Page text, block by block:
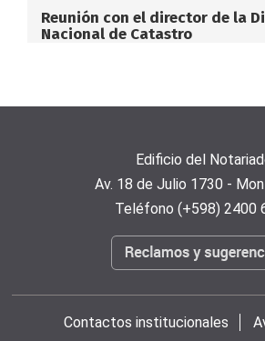
Reunión con el director de la
Nacional de Catastro
Edificio del
Av. 18 de Julio 1730 -
Teléfono (+598) 2400
Contactos institucionales